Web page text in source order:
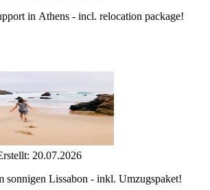
in Athens - incl. relocation package!
20.07.2026
sonnigen Lissabon - inkl. Umzugspaket!